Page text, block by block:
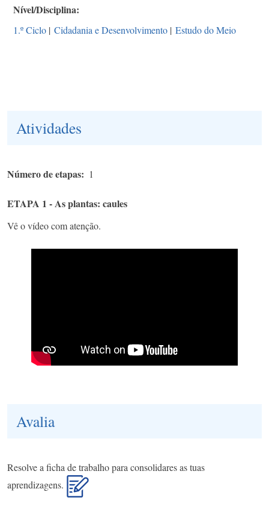
Nível/Disciplina
1.º Ciclo | Cidadania e Desenvolvimento | Estudo do Meio
Atividades
Número de etapas 1
ETAPA 1 - As plantas: caules
Vê o vídeo com atenção.
Avalia
Resolve a ficha de trabalho para consolidares as tuas
aprendizagens.